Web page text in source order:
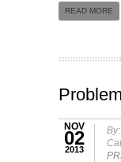
READ MORE
NOV
02
2013